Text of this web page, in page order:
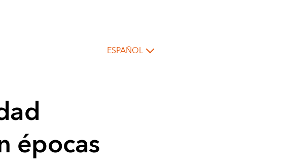
ESPAÑOL
épocas